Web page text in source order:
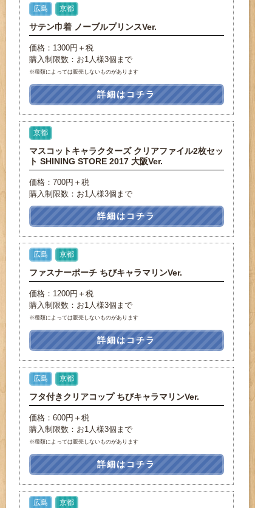
広島 京都
サテン巾着 ノーブルプリンスVer.
価格：1300円＋税
購入制限数：お1人様3個まで
※種類によっては販売しないものがあります
詳細はコチラ
京都
マスコットキャラクターズ クリアファイル2枚セッ
ト SHINING STORE 2017 大阪Ver.
価格：700円＋税
購入制限数：お1人様3個まで
詳細はコチラ
広島 京都
ファスナーポーチ ちびキャラマリンVer.
価格：1200円＋税
購入制限数：お1人様3個まで
※種類によっては販売しないものがあります
詳細はコチラ
広島 京都
フタ付きクリアコップ ちびキャラマリンVer.
価格：600円＋税
購入制限数：お1人様3個まで
※種類によっては販売しないものがあります
詳細はコチラ
広島 京都